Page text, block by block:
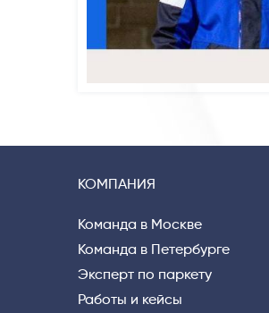
КОМПАНИЯ
Команда в Москве
Команда в Петербурге
Эксперт по паркету
Работы и кейсы